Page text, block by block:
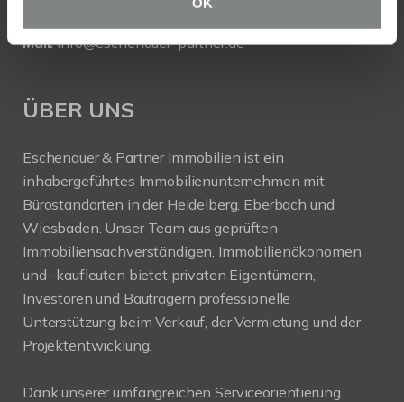
Mail:info@eschenauer-partner.de
ÜBER UNS
Eschenauer & Partner Immobilien ist ein
inhabergeführtes Immobilienunternehmen mit
Bürostandorten in der Heidelberg, Eberbach und
Wiesbaden. Unser Team aus geprüften
Immobiliensachverständigen, Immobilienökonomen
und -kaufleuten bietet privaten Eigentümern,
Investoren und Bauträgern professionelle
Unterstützung beim Verkauf, der Vermietung und der
Projektentwicklung.
Dank unserer umfangreichen Serviceorientierung